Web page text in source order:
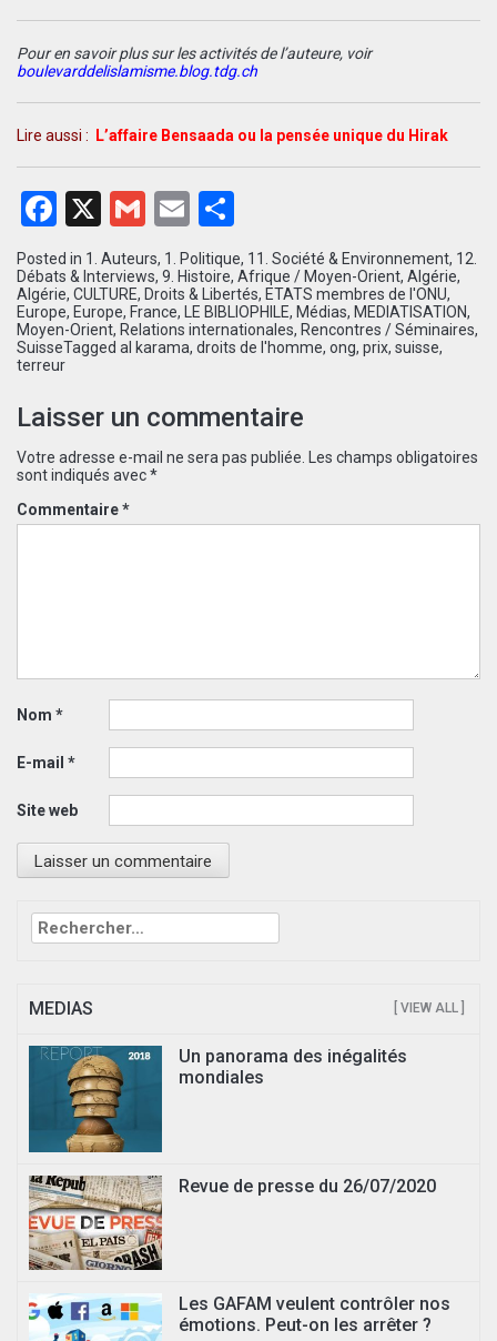
Pour en savoir plus sur les activités de l’auteure, voir
boulevarddelislamisme.blog.tdg.ch
Lire aussi : L’affaire Bensaada ou la pensée unique du Hirak
Facebook
X Gmail
Email
Posted in 1. Auteurs, 1. Politique, 11. Société & Environnement, 12.
Débats & Interviews, 9. Histoire, Afrique / Moyen-Orient, Algérie,
Algérie, CULTURE, Droits & Libertés, ETATS membres de l'ONU,
Europe, Europe, France, LE BIBLIOPHILE, Médias, MEDIATISATION,
Moyen-Orient, Relations internationales, Rencontres / Séminaires,
SuisseTagged al karama, droits de l'homme, ong, prix, suisse,
terreur
Laisser un commentaire
Votre adresse e-mail ne sera pas publiée.
Les champs obligatoires
sont indiqués avec*
Commentaire*
Nom *
E-mail *
Site web
Rechercher :
MEDIAS [ VIEW ALL ]
Un panorama des inégalités
mondiales
Revue de presse du 26/07/2020
Les GAFAM veulent contrôler nos
émotions. Peut-on les arrêter ?